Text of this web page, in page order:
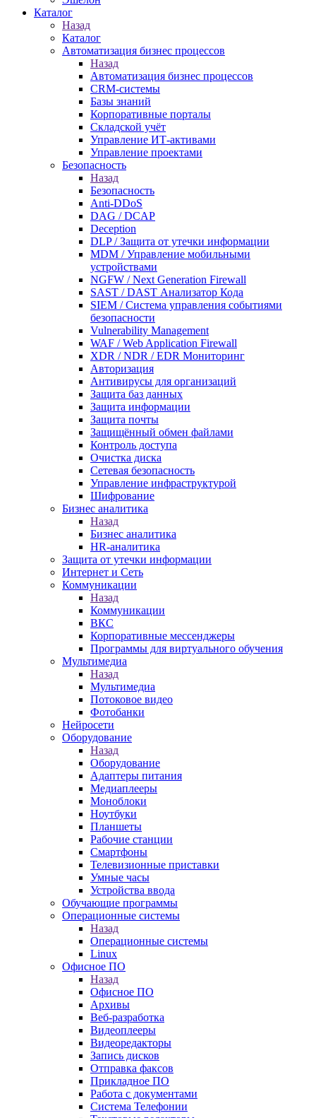
Каталог
Назад
Каталог
Автоматизация бизнес процессов
Назад
Автоматизация бизнес процессов
CRM-системы
Базы знаний
Корпоративные порталы
Складской учёт
Управление ИТ-активами
Управление проектами
Безопасность
Назад
Безопасность
Anti-DDoS
DAG / DCAP
Deception
DLP / Защита от утечки информации
MDM / Управление мобильными
устройствами
NGFW / Next Generation Firewall
SAST / DAST Анализатор Кода
SIEM / Система управления событиями
безопасности
Vulnerability Management
WAF / Web Application Firewall
XDR / NDR / EDR Мониторинг
Авторизация
Антивирусы для организаций
Защита баз данных
Защита информации
Защита почты
Защищённый обмен файлами
Контроль доступа
Очистка диска
Сетевая безопасность
Управление инфраструктурой
Шифрование
Бизнес аналитика
Назад
Бизнес аналитика
HR-аналитика
Защита от утечки информации
Интернет и Сеть
Коммуникации
Назад
Коммуникации
ВКС
Корпоративные мессенджеры
Программы для виртуального обучения
Мультимедиа
Назад
Мультимедиа
Потоковое видео
Фотобанки
Нейросети
Оборудование
Назад
Оборудование
Адаптеры питания
Медиаплееры
Моноблоки
Ноутбуки
Планшеты
Рабочие станции
Смартфоны
Телевизионные приставки
Умные часы
Устройства ввода
Обучающие программы
Операционные системы
Назад
Операционные системы
Linux
Офисное ПО
Назад
Офисное ПО
Архивы
Веб-разработка
Видеоплееры
Видеоредакторы
Запись дисков
Отправка факсов
Прикладное ПО
Работа с документами
Система Телефонии